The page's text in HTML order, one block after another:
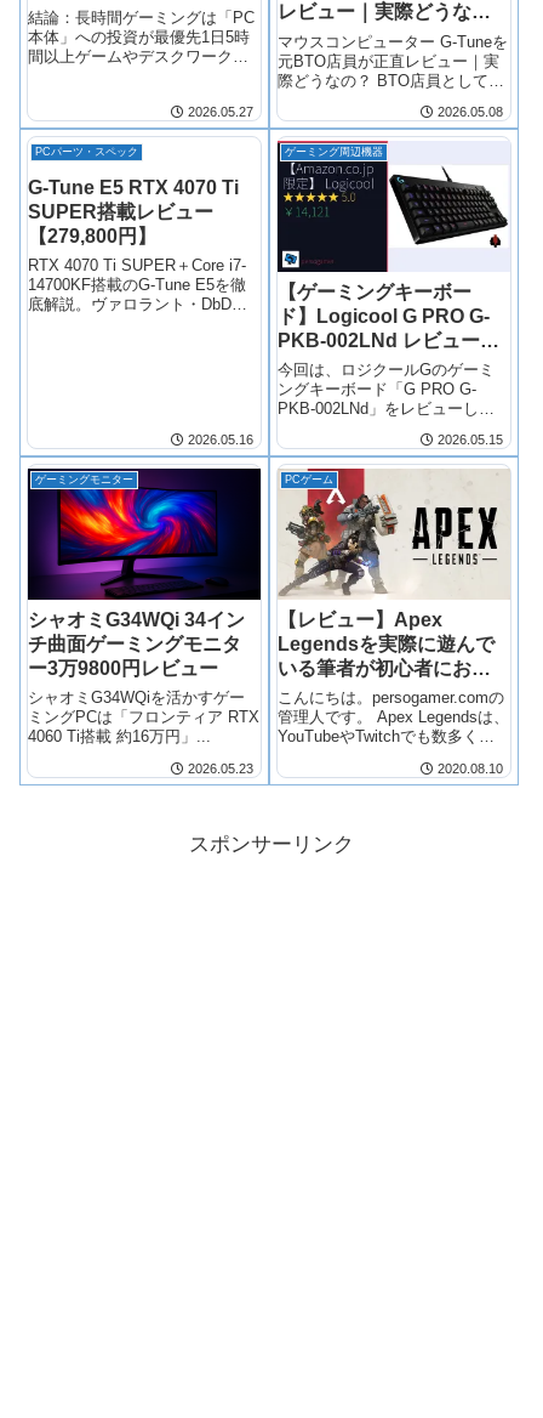
結論：長時間ゲーミングは「PC
本体」への投資が最優先1日5時
間以上ゲームやデスクワークを
2026.05.27
レビュー｜実際どうな
の？
マウスコンピューター G-Tuneを
元BTO店員が正直レビュー｜実
際どうなの？ BTO店員として何
マウスコンピューターのゲーミ
ングブランド「G-Tune」は間違
いなく「堅実派」の位置づけで
す。
2026.05.08
PCパーツ・スペック
G-Tune E5 RTX 4070 Ti
SUPER搭載レビュー
【279,800円】
RTX 4070 Ti SUPER＋Core i7-
14700KF搭載のG-Tune E5を徹
底解説。ヴァロラント・DbD・
2026.05.16
ゲーミング周辺機器
【ゲーミングキーボー
ド】Logicool G PRO G-
PKB-002LNd レビュー！
プロ仕様の赤軸静音キー
ボードは本当に買いなの
か【正直評価】
今回は、ロジクールGのゲーミ
ングキーボード「G PRO G-
PKB-002LNd」をレビューしま
れたモデルとして知られる
GPROシリーズですが、実際の
ところ一般ゲーマーにとっても
買いなのか、元BTO店員の視点
で正…
2026.05.15
ゲーミングモニター
シャオミG34WQi 34イン
チ曲面ゲーミングモニタ
ー3万9800円レビュー
シャオミG34WQiを活かすゲー
ミングPCは「フロンティア RTX
4060 Ti搭載 約16万円」...
2026.05.23
PCゲーム
【レビュー】Apex
Legendsを実際に遊んで
いる筆者が初心者におす
すめな武器を紹介します
こんにちは。persogamer.comの
管理人です。 Apex Legendsは、
YouTubeやTwitchでも数多くの
を行っている、現在最も人気の
2020.08.10
スポンサーリンク